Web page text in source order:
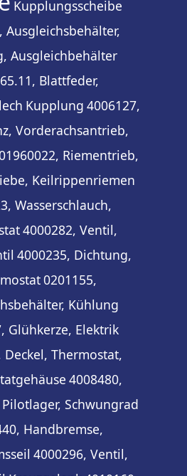
Kupplungsscheibe
Ausgleichsbehälter,
Ausgleichbehälter
Blattfeder,
Kupplung 4006127,
Vorderachsantrieb,
Riementrieb,
Keilrippenriemen
Wasserschlauch,
4000282, Ventil,
4000235, Dichtung,
0201155,
Kühlung
Glühkerze, Elektrik
Deckel, Thermostat,
4008480,
Schwungrad
Handbremse,
4000296, Ventil,